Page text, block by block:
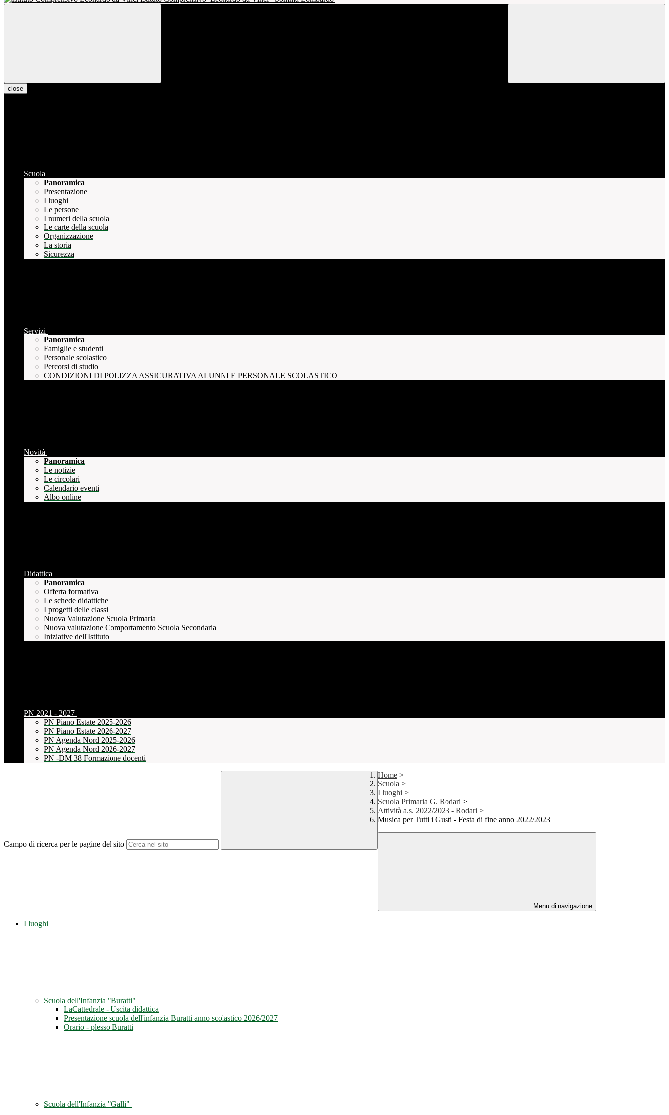
close
Scuola
Panoramica
Presentazione
I luoghi
Le persone
I numeri della scuola
Le carte della scuola
Organizzazione
La storia
Sicurezza
Servizi
Panoramica
Famiglie e studenti
Personale scolastico
Percorsi di studio
CONDIZIONI DI POLIZZA ASSICURATIVA ALUNNI E PERSONALE SCOLASTICO
Novità
Panoramica
Le notizie
Le circolari
Calendario eventi
Albo online
Didattica
Panoramica
Offerta formativa
Le schede didattiche
I progetti delle classi
Nuova Valutazione Scuola Primaria
Nuova valutazione Comportamento Scuola Secondaria
Iniziative dell'Istituto
PN 2021 - 2027
PN Piano Estate 2025-2026
PN Piano Estate 2026-2027
PN Agenda Nord 2025-2026
PN Agenda Nord 2026-2027
PN -DM 38 Formazione docenti
Campo di ricerca per le pagine del sito
Home >
Scuola >
I luoghi >
Scuola Primaria G. Rodari >
Attività a.s. 2022/2023 - Rodari >
Musica per Tutti i Gusti - Festa di fine anno 2022/2023
Menu di navigazione
I luoghi
Scuola dell'Infanzia "Buratti"
LaCattedrale - Uscita didattica
Presentazione scuola dell'infanzia Buratti anno scolastico 2026/2027
Orario - plesso Buratti
Scuola dell'Infanzia "Galli"